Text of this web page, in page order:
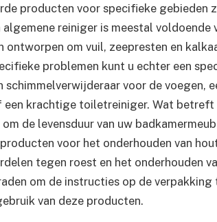
producten voor specifieke gebieden
reiniger is meestal voldoende
ontworpen om vuil, zeepresten en
problemen kunt u echter een
schimmelverwijderaar voor de voegen,
een krachtige toiletreiniger. Wat
de levensduur van uw
voor het onderhouden van
tegen roest en het onderhouden
om de instructies op de
van deze producten.